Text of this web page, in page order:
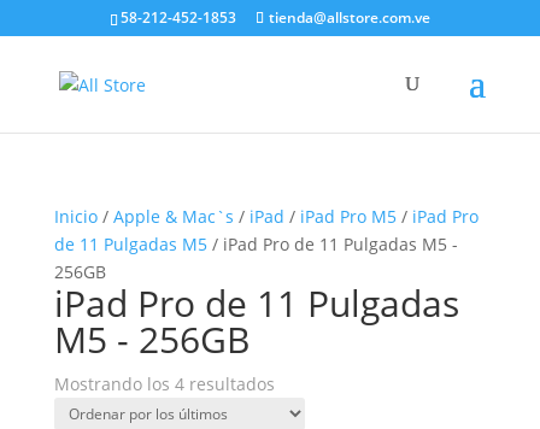
58-212-452-1853 tienda@allstore.com.ve
Inicio/ Apple & Mac`s / iPad / iPad Pro M5/ iPad Pro
de 11 Pulgadas M5/ iPad Pro de 11 Pulgadas M5 -
256GB
iPad Pro de 11 Pulgadas
M5 - 256GB
Mostrando los 4 resultadosOrdenado
por